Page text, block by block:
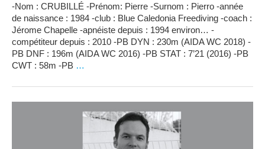
-Nom : CRUBILLÉ -Prénom: Pierre -Surnom : Pierro -année
de naissance : 1984 -club : Blue Caledonia Freediving -coach :
Jérome Chapelle -apnéiste depuis : 1994 environ… -
compétiteur depuis : 2010 -PB DYN : 230m (AIDA WC 2018) -
PB DNF : 196m (AIDA WC 2016) -PB STAT : 7’21 (2016) -PB
CWT : 58m -PB …